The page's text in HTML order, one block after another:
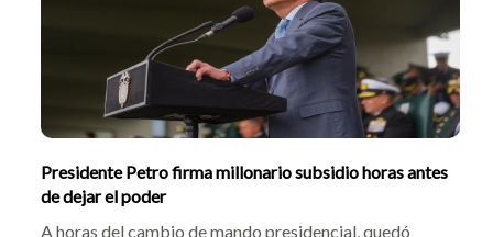
Presidente Petro firma millonario subsidio horas antes
de dejar el poder
A horas del cambio de mando presidencial, quedó